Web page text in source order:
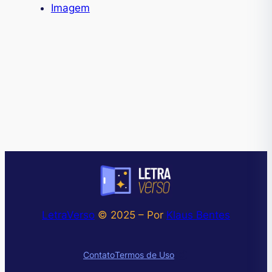
Imagem
LetraVerso © 2025 – Por Klaus Bentes
ContatoTermos de UsoInstagram